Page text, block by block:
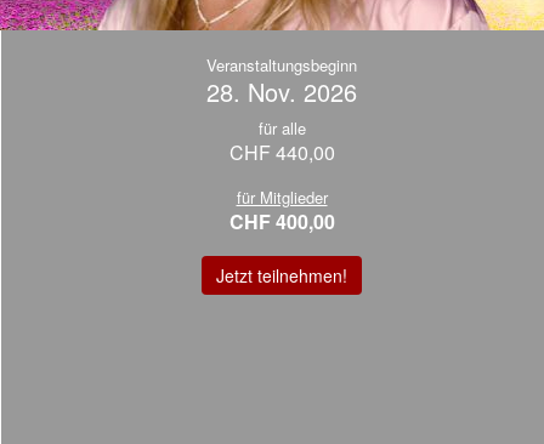
Veranstaltungsbeginn
28. Nov. 2026
für alle
CHF 440,00
für Mitglieder
CHF 400,00
Jetzt teilnehmen!